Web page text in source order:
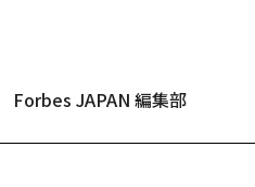
Forbes JAPAN 編集部